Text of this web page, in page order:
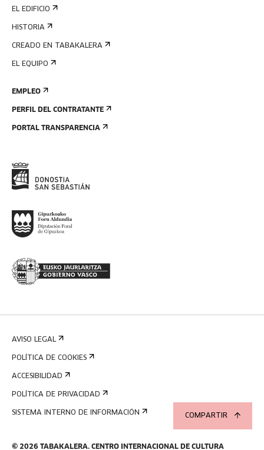
COMPARTIR
EL EDIFICIO
HISTORIA
CREADO EN TABAKALERA
EL EQUIPO
EMPLEO
PERFIL DEL CONTRATANTE
PORTAL TRANSPARENCIA
© 2026 TABAKALERA. CENTRO INTERNACIONAL DE CULTURA
AVISO LEGAL
POLÍTICA DE COOKIES
ACCESIBILIDAD
POLÍTICA DE PRIVACIDAD
SISTEMA INTERNO DE INFORMACIÓN